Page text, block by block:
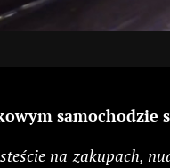
samochodzie
na zakupach,